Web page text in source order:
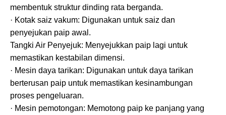
membentuk struktur dinding rata berganda.
· Kotak saiz vakum: Digunakan untuk saiz dan
penyejukan paip awal.
Tangki Air Penyejuk: Menyejukkan paip lagi untuk
memastikan kestabilan dimensi.
· Mesin daya tarikan: Digunakan untuk daya tarikan
berterusan paip untuk memastikan kesinambungan
proses pengeluaran.
· Mesin pemotongan: Memotong paip ke panjang yang